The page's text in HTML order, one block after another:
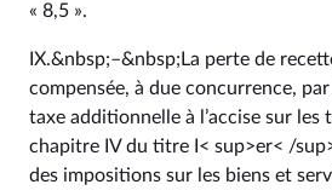
« 8,5 ».
IX.&nbsp;–&nbsp;La perte de
compensée, à due concurrence,
taxe additionnelle à l’accise sur les
chapitre IV du titre I< sup>er< /
des impositions sur les biens et